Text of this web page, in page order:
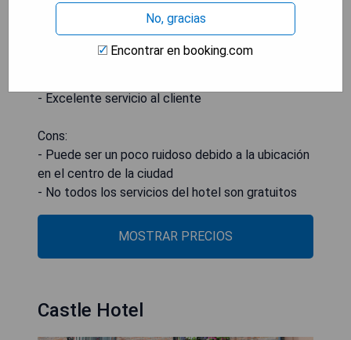
- Hermosa arquitectura y diseño interior
- Excelente servicio al cliente
Cons:
- Puede ser un poco ruidoso debido a la ubicación
en el centro de la ciudad
- No todos los servicios del hotel son gratuitos
MOSTRAR PRECIOS
Castle Hotel
No, gracias
Encontrar en booking.com